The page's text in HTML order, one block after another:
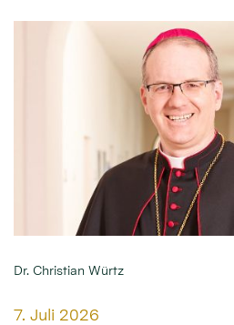
Dr. Christian Würtz
Datum:
7. Juli 2026